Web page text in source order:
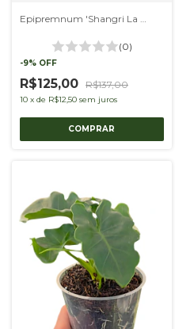
(0)
-9% OFF
R$125,00 R$137,00
10 x de R$12,50 sem juros